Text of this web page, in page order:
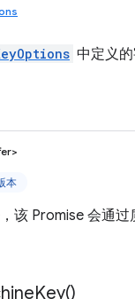
中定义的
本
该 Promise 会通过
Key()